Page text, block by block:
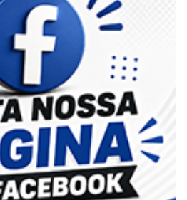
de Itajaí reúnem especialistas para